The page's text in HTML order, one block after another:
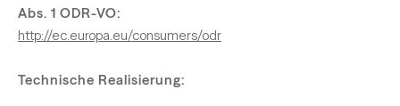
Abs. 1 ODR-VO:
http://ec.europa.eu/consumers/odr
Technische Realisierung: